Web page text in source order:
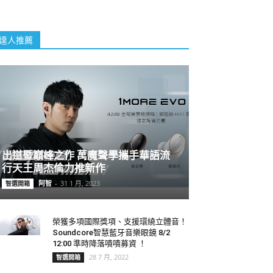
人推薦
出道暨巔峰之作 萬魔聲學攜手華語流
行天王周杰倫力推新作
智選開箱 阿智 - 31 1 月, 2023
榮獲多項國際獎項、支援環繞立體音！
Soundcore智慧藍牙音樂眼鏡 8/2
12:00 準時降落嘖嘖募資 ！
智選開箱 28 7 月, 2022